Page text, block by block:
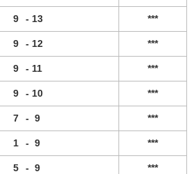
9 - 13 ***
9 - 12 ***
9 - 11 ***
9 - 10 ***
7 - 9 ***
1 - 9 ***
5 - 9 ***